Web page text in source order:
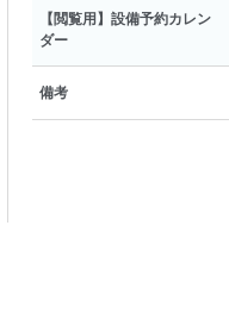
【閲覧用】設備予約カレン
ダー
備考